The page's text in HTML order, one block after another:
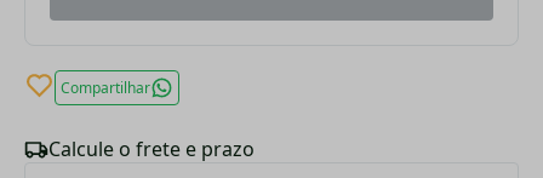
Compartilhar
Calcule o frete e prazo